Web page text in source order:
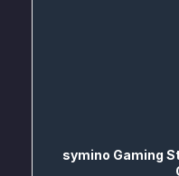
symino Gaming